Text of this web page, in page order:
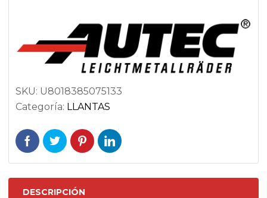
SKU: U8018385075133
Categoría: LLANTAS
DESCRIPCIÓN